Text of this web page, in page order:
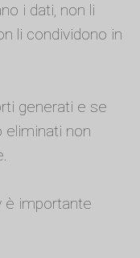
i dati, non li
li condividono in
generati e se
eliminati non
è importante